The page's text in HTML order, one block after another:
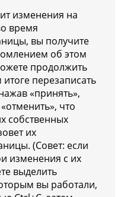
изменения на
время
вы получите
об этом
продолжить
перезаписать
«принять»,
что
собственных
их
(Совет: если
изменения с их
выделить
вы работали,